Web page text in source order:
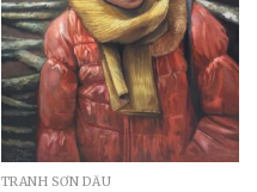
TRANH SƠN DẦU